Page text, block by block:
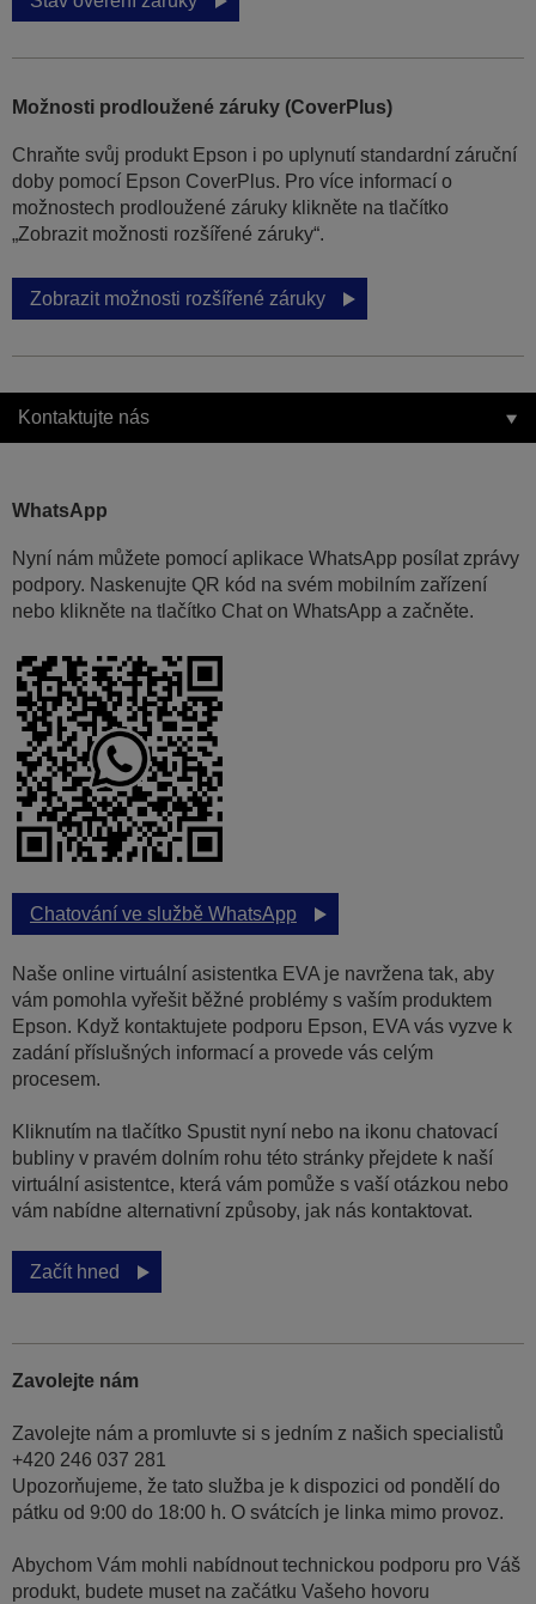
Možnosti prodloužené záruky (CoverPlus)
Chraňte svůj produkt Epson i po uplynutí standardní záruční
doby pomocí Epson CoverPlus. Pro více informací o
možnostech prodloužené záruky klikněte na tlačítko
„Zobrazit možnosti rozšířené záruky“.
Zobrazit možnosti rozšířené záruky
Kontaktujte nás
WhatsApp
Nyní nám můžete pomocí aplikace WhatsApp posílat zprávy
podpory. Naskenujte QR kód na svém mobilním zařízení
nebo klikněte na tlačítko Chat on WhatsApp a začněte.
Chatování ve službě WhatsApp
Naše online virtuální asistentka EVA je navržena tak, aby
vám pomohla vyřešit běžné problémy s vaším produktem
Epson. Když kontaktujete podporu Epson, EVA vás vyzve k
zadání příslušných informací a provede vás celým
procesem.
Kliknutím na tlačítko Spustit nyní nebo na ikonu chatovací
bubliny v pravém dolním rohu této stránky přejdete k naší
virtuální asistentce, která vám pomůže s vaší otázkou nebo
vám nabídne alternativní způsoby, jak nás kontaktovat.
Začít hned
Zavolejte nám
Zavolejte nám a promluvte si s jedním z našich specialistů
+420 246 037 281
Upozorňujeme, že tato služba je k dispozici od pondělí do
pátku od 9:00 do 18:00 h. O svátcích je linka mimo provoz.
Abychom Vám mohli nabídnout technickou podporu pro Váš
produkt, budete muset na začátku Vašeho hovoru